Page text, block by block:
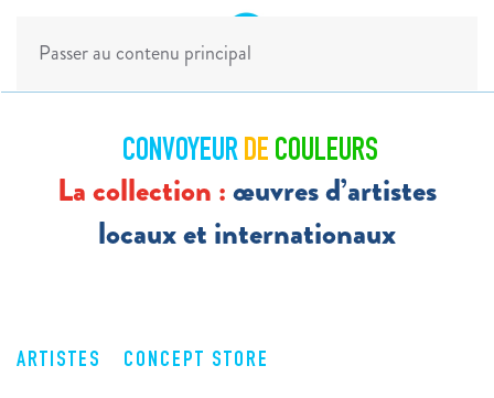
Passer au contenu principal
CONVOYEUR DE COULEURS
La collection :œuvres d’artistes
locaux et internationaux
ARTISTES CONCEPT STORE